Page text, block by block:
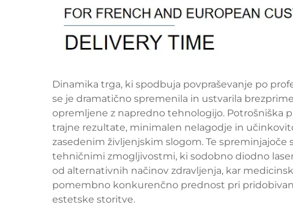
Dinamika trga, ki spodbuja povpraševanje po
se je dramatično spremenila in ustvarila
opremljene z napredno tehnologijo. Potrošniška
trajne rezultate, minimalen nelagodje in
zasedenim življenjskim slogom. Te spreminjajoče
tehničnimi zmogljivostmi, ki sodobno diodno
od alternativnih načinov zdravljenja, kar
pomembno konkurenčno prednost pri
estetske storitve.